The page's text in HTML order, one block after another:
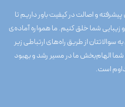
و اصالت در کیفیت باور داریم تا
شما خلق کنیم. ما همواره آماده‌ی
از طریق راه‌های ارتباطی زیر
شما الهام‌بخش ما در مسیر رشد و بهبود
است.